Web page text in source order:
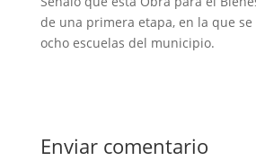
de una primera etapa, en la que
ocho escuelas del municipio.
Enviar comentario